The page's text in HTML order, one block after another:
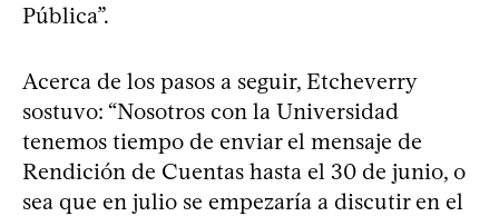
Pública”.
Acerca de los pasos a seguir, Etcheverry
sostuvo: “Nosotros con la Universidad
tenemos tiempo de enviar el mensaje de
Rendición de Cuentas hasta el 30 de junio, o
sea que en julio se empezaría a discutir en el